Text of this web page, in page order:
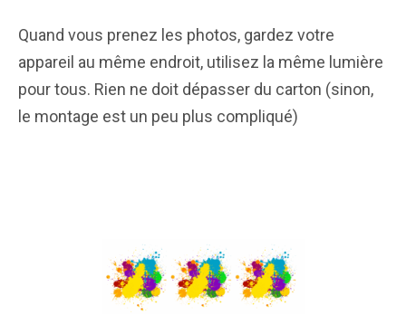
Quand vous prenez les photos, gardez votre
appareil au même endroit, utilisez la même lumière
pour tous. Rien ne doit dépasser du carton (sinon,
le montage est un peu plus compliqué)